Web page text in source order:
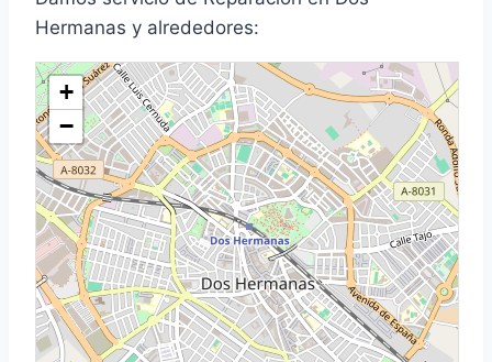
Hermanas y alrededores:
+
−